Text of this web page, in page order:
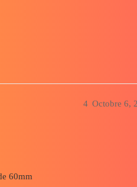
Octobre 6,
4
60mm